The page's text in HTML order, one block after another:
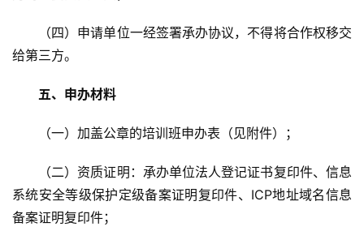
（四）申请单位一经签署承办协议，不得将合作权移交
给第三方。
五、申办材料
（一）加盖公章的培训班申办表（见附件）；
（二）资质证明：承办单位法人登记证书复印件、信息
系统安全等级保护定级备案证明复印件、ICP地址域名信息
备案证明复印件；